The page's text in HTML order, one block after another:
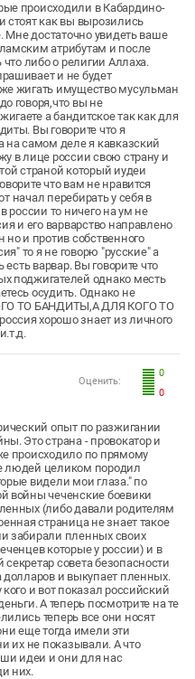
происходили в Кабардино-
стоят как вы вырозились
Мне достаточно увидеть ваше
атрибутам и после
что либо о религии Аллаха.
и не будет
жигать имущество мусульман
говоря,что вы не
а бандитское так как для
Вы говорите что я
на самом деле я кавказский
в лице россии свою страну и
страной который иудеи
что вам не нравится
начал перебирать у себя в
россии то ничего на ум не
и его варварство направлено
но и против собственного
то я не говорю "русские" а
есть варвар. Вы говорите что
поджигателей однако месть
осудить. Однако не
ТО БАНДИТЫ,А ДЛЯ КОГО ТО
хорошо знает из личного
0
0
Оценить:
опыт по разжигании
Это страна - провокатор и
происходило по прямому
людей целиком породил
видели мои глаза." по
войны чеченские боевики
(либо давали родителям
страница не знает такое
забирали пленных своих
которые у россии) и в
совета безопасности
долларов и выкупает пленных.
и вот показал российский
А теперь посмотрите на те
теперь все они носят
еще тогда имели эти
их не показывали. А что
идеи и они для нас
них.